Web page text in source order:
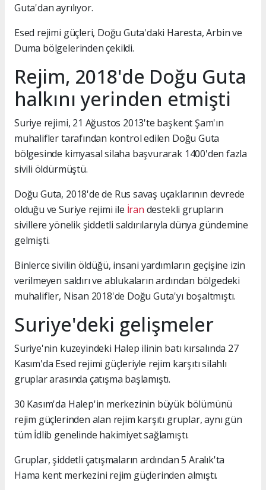
Guta'dan ayrılıyor.
Esed rejimi güçleri, Doğu Guta'daki Haresta, Arbin ve
Duma bölgelerinden çekildi.
Rejim, 2018'de Doğu Guta
halkını yerinden etmişti
Suriye rejimi, 21 Ağustos 2013'te başkent Şam'ın
muhalifler tarafından kontrol edilen Doğu Guta
bölgesinde kimyasal silaha başvurarak 1400'den fazla
sivili öldürmüştü.
Doğu Guta, 2018'de de Rus savaş uçaklarının devrede
olduğu ve Suriye rejimi ile İran destekli grupların
sivillere yönelik şiddetli saldırılarıyla dünya gündemine
gelmişti.
Binlerce sivilin öldüğü, insani yardımların geçişine izin
verilmeyen saldırı ve ablukaların ardından bölgedeki
muhalifler, Nisan 2018'de Doğu Guta'yı boşaltmıştı.
Suriye'deki gelişmeler
Suriye'nin kuzeyindeki Halep ilinin batı kırsalında 27
Kasım'da Esed rejimi güçleriyle rejim karşıtı silahlı
gruplar arasında çatışma başlamıştı.
30 Kasım'da Halep'in merkezinin büyük bölümünü
rejim güçlerinden alan rejim karşıtı gruplar, aynı gün
tüm İdlib genelinde hakimiyet sağlamıştı.
Gruplar, şiddetli çatışmaların ardından 5 Aralık'ta
Hama kent merkezini rejim güçlerinden almıştı.